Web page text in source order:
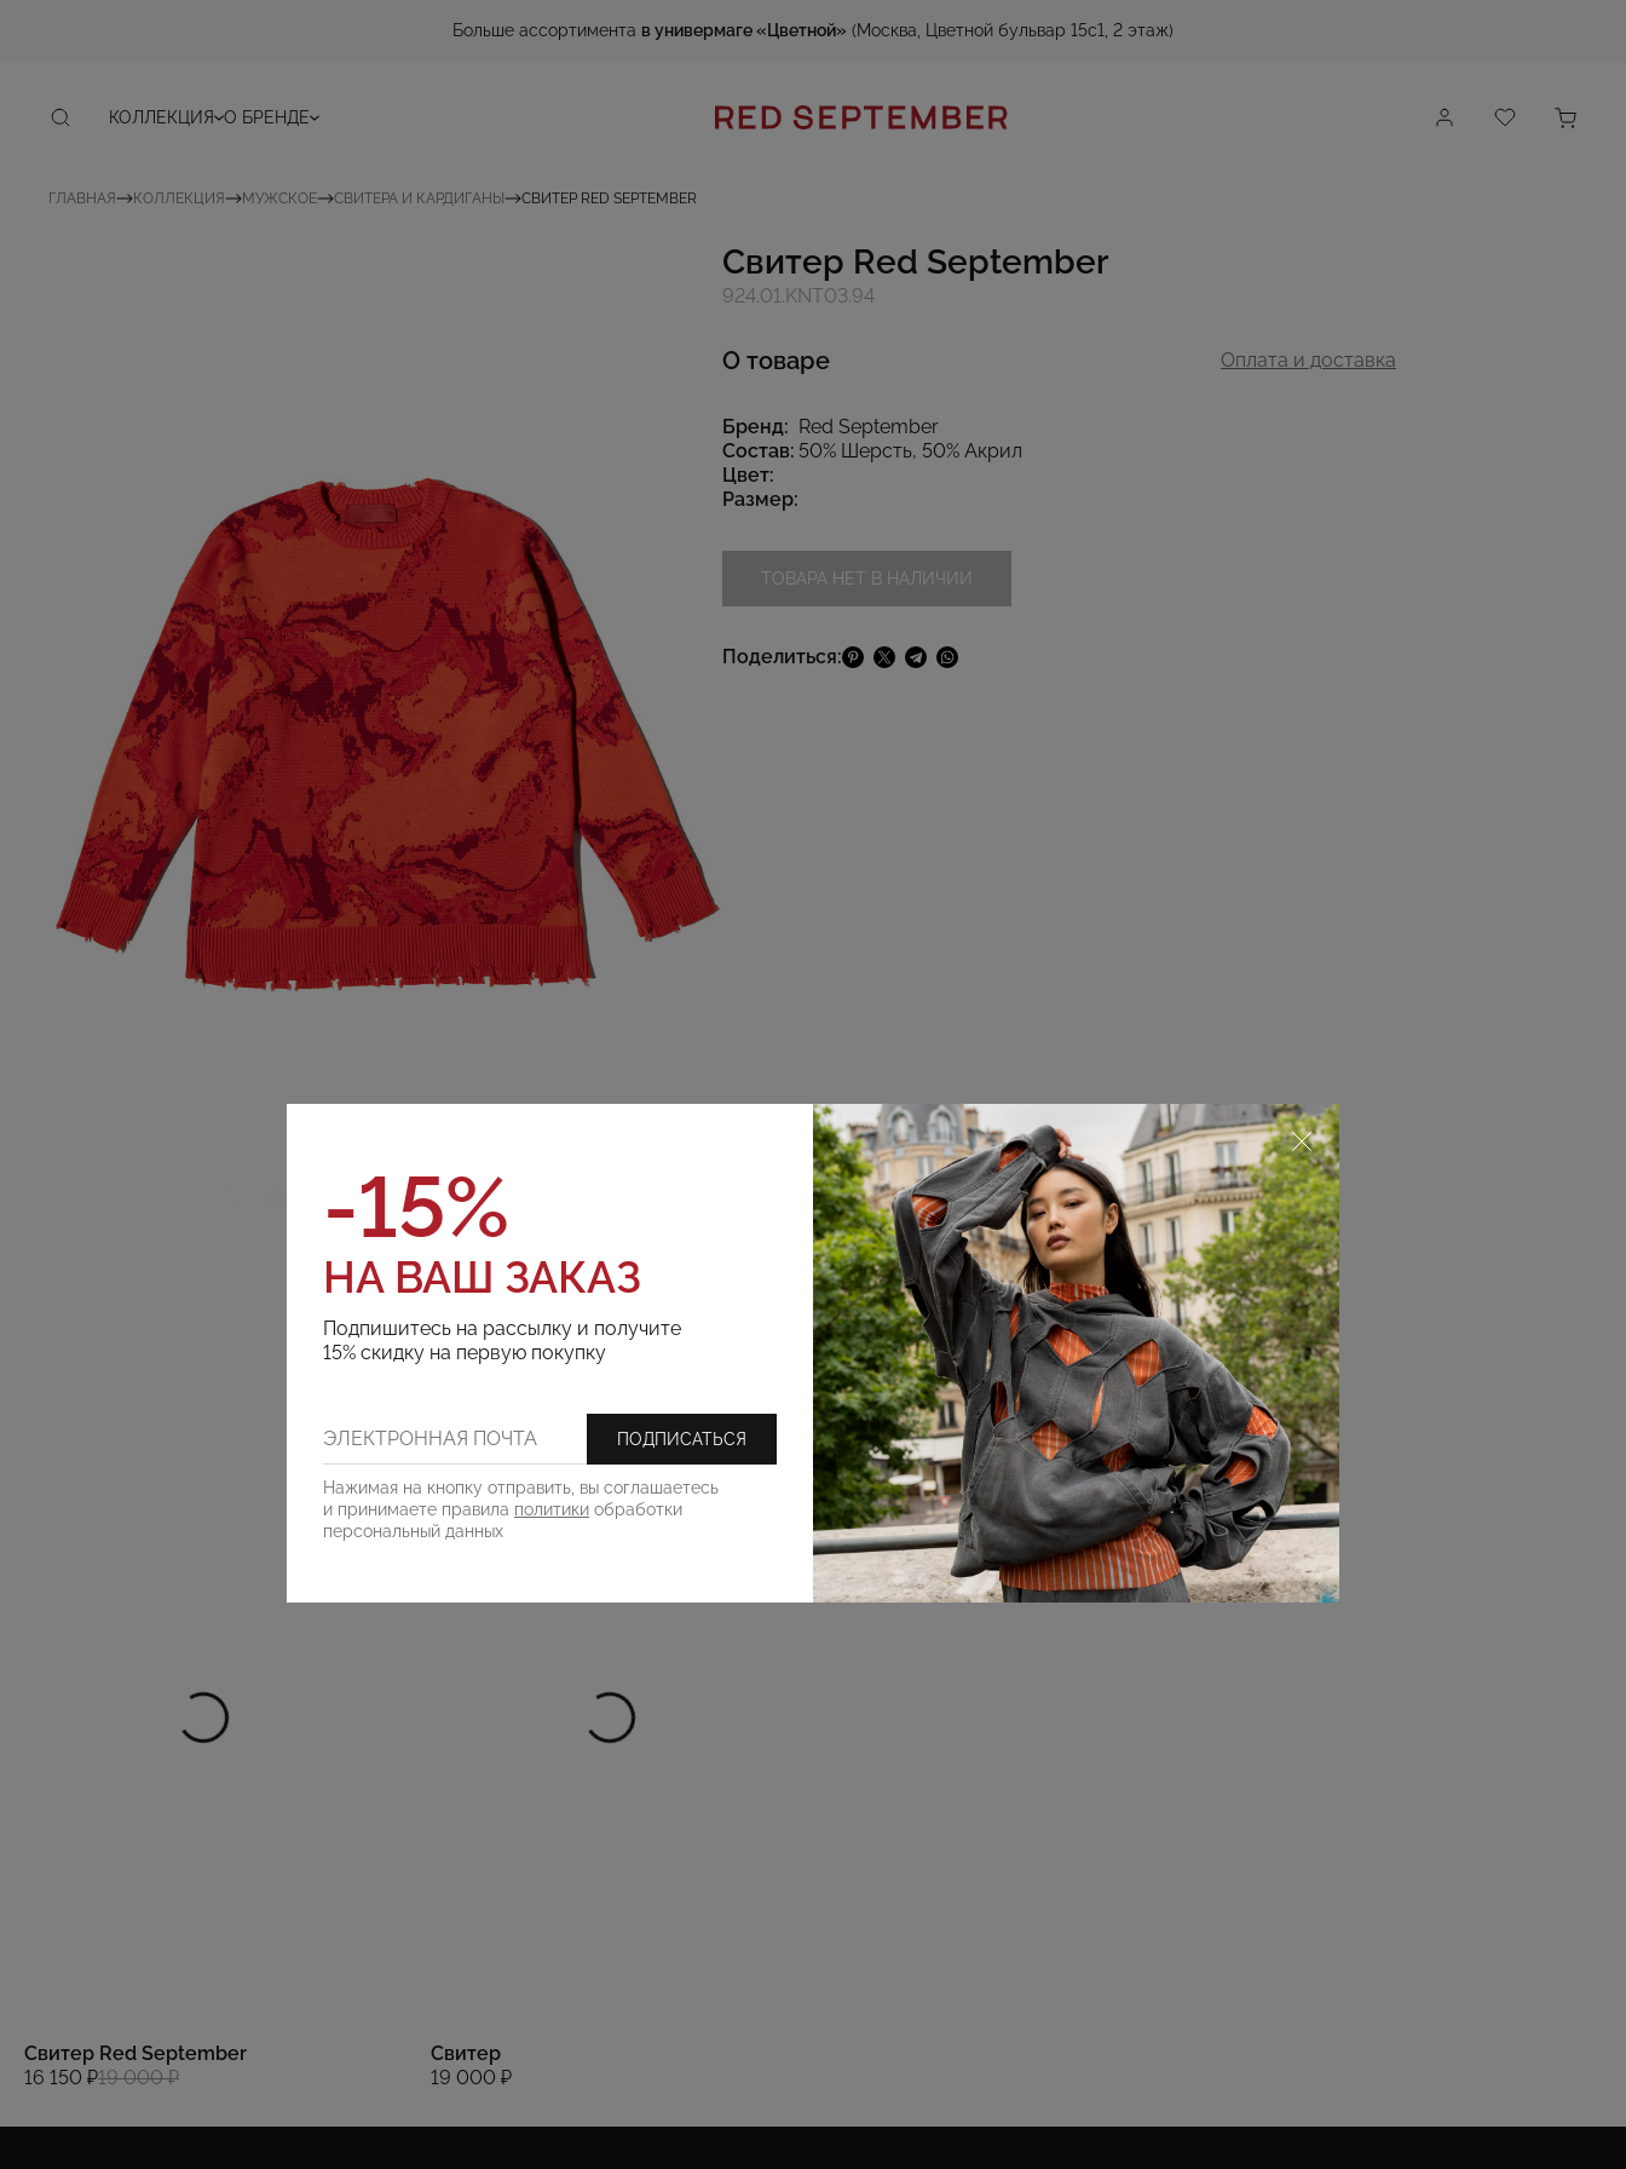
Больше ассортимента в универмаге «Цветной» (Москва, Цветной бульвар 15с1, 2 этаж)
КОЛЛЕКЦИЯ О БРЕНДЕ
ГЛАВНАЯ КОЛЛЕКЦИЯ МУЖСКОЕ СВИТЕРА И КАРДИГАНЫ СВИТЕР RED SEPTEMBER
Свитер Red September
924.01.KNT03.94
О товаре Оплата и доставка
Бренд: Red September
Состав: 50% Шерсть, 50% Акрил
Цвет:
Размер:
ТОВАРА НЕТ В НАЛИЧИИ
Поделиться:
РЕКОМЕНДУЕМ
Свитер Red September
16 150 ₽19 000 ₽
Свитер
19 000 ₽
-15%
НА ВАШ ЗАКАЗ
Подпишитесь на рассылку и получите
15% скидку на первую покупку
ПОДПИСАТЬСЯ
Нажимая на кнопку отправить, вы соглашаетесь
и принимаете правила политики обработки
персональный данных